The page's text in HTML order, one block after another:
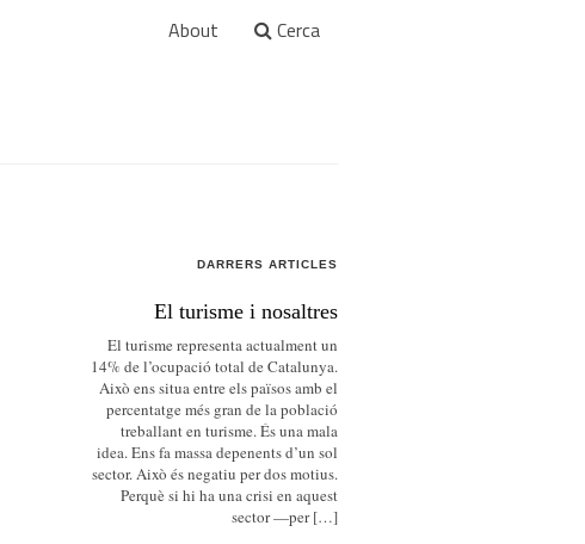
About Cerca
DARRERS ARTICLES
El turisme i nosaltres
El turisme representa actualment un
14% de l’ocupació total de Catalunya.
Això ens situa entre els països amb el
percentatge més gran de la població
treballant en turisme. És una mala
idea. Ens fa massa depenents d’un sol
sector. Això és negatiu per dos motius.
Perquè si hi ha una crisi en aquest
sector —per […]